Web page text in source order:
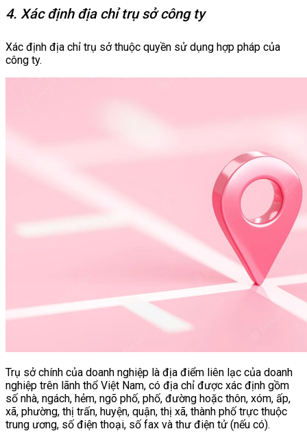
4. Xác định địa chỉ trụ sở công ty
Xác định địa chỉ trụ sở thuộc quyền sử dụng hợp pháp của
công ty.
Trụ sở chính của doanh nghiệp là địa điểm liên lạc của doanh
nghiệp trên lãnh thổ Việt Nam, có địa chỉ được xác định gồm
số nhà, ngách, hẻm, ngõ phố, phố, đường hoặc thôn, xóm, ấp,
xã, phường, thị trấn, huyện, quận, thị xã, thành phố trực thuộc
trung ương, số điện thoại, số fax và thư điện tử (nếu có).